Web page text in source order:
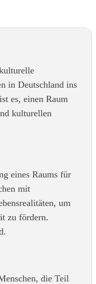
in Deutschland ins
es, einen Raum
kulturellen
eines Raums für
mit
um
zu fördern.
die Teil